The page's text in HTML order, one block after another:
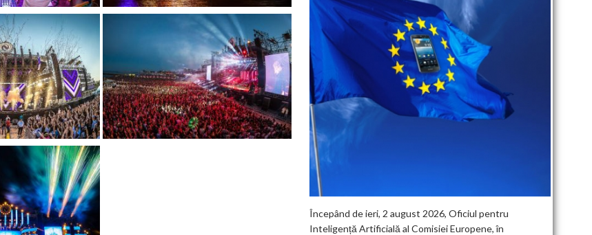
Începând de ieri, 2 august 2026, Oficiul pentru
Inteligență Artificială al Comisiei Europene, în